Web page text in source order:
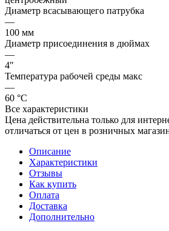
Диаметр всасывающего патрубка
—
100 мм
Диаметр присоединения в дюймах
—
4″
Температура рабочей среды макс
—
60 °С
Все характеристики
Цена действительна только для
отличаться от цен в розничных
Описание
Характеристики
Отзывы
Как купить
Оплата
Доставка
Дополнительно